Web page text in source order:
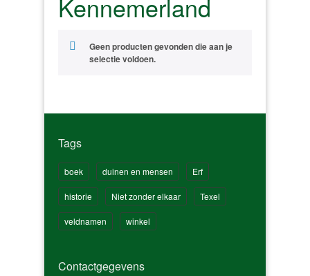
Kennemerland
Geen producten gevonden die aan je
selectie voldoen.
Tags
boek duinen en mensen Erf
historie Niet zonder elkaar Texel
veldnamen winkel
Contactgegevens